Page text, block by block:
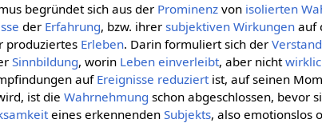
begründet sich aus der Prominenz von isolierten
der Erfahrung, bzw. ihrersubjektiven Wirkungen auf
produziertes Erleben. Darin formuliert sich derVerstand
Sinnbildung, worin Leben einverleibt, aber nicht
aufEreignisse reduziertist, auf seinen
ist dieWahrnehmung schon abgeschlossen, bevor
eines erkennendenSubjekts, also emotionslos